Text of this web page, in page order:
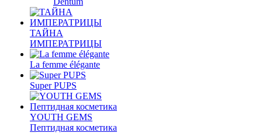
ТАЙНА
ИМПЕРАТРИЦЫ
La femme élégante
Super PUPS
YOUTH GEMS
Пептидная косметика